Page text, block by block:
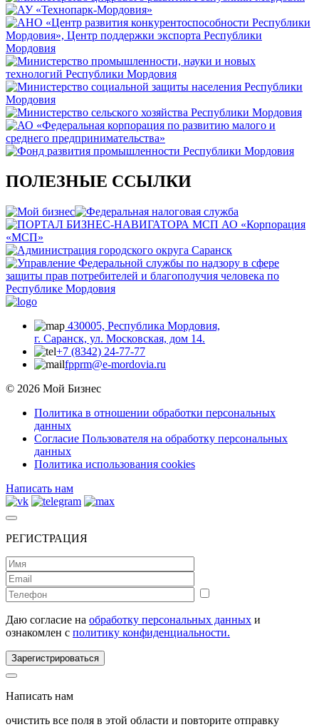
ПОЛЕЗНЫЕ ССЫЛКИ
430005, Республика Мордовия,
г. Саранск, ул. Московская, дом 14.
+7 (8342) 24-77-77
fpprm@e-mordovia.ru
© 2026 Мой Бизнес
Политика в отношении обработки персональных
данных
Согласие Пользователя на обработку персональных
данных
Политика использования cookies
Написать нам
РЕГИСТРАЦИЯ
Даю согласие на обработку персональных данных и
ознакомлен с политику конфиденциальности.
Зарегистрироваться
Написать нам
очистить все поля в этой области и повторите отправку